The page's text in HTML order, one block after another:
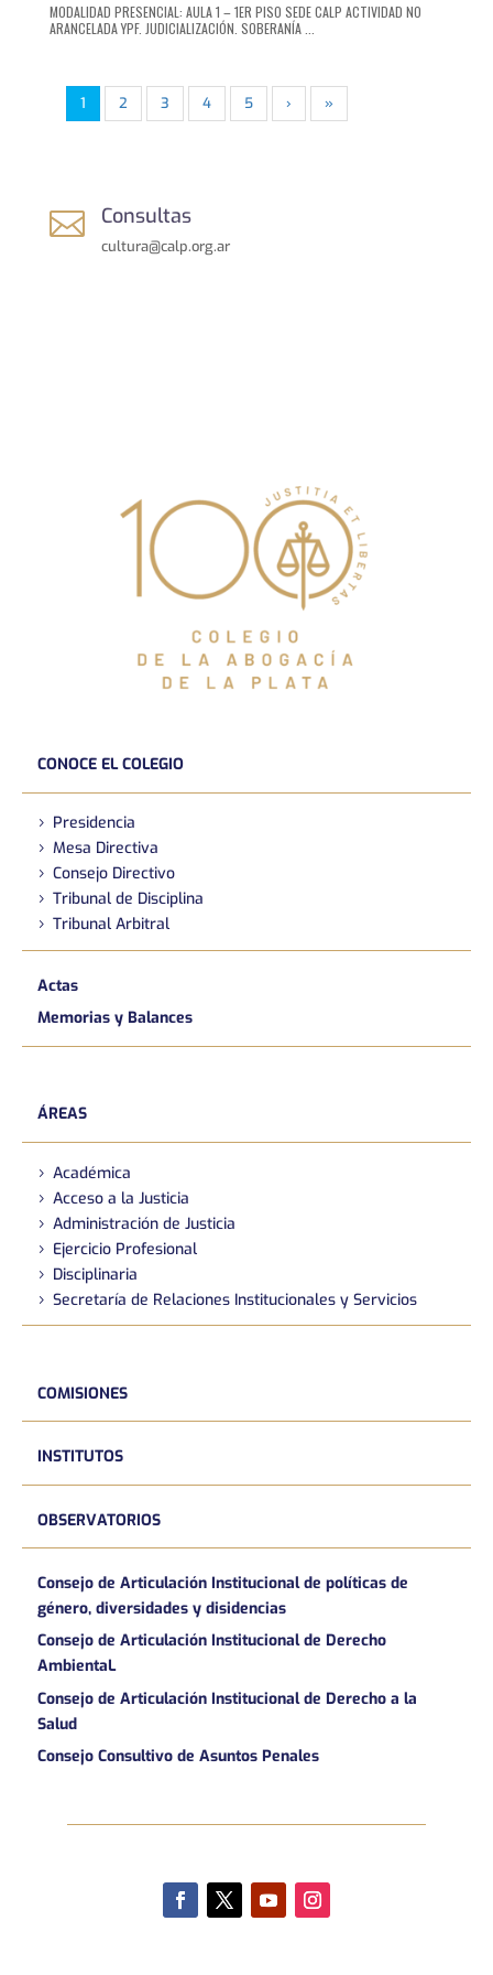
MODALIDAD PRESENCIAL: AULA 1 – 1ER PISO SEDE CALP ACTIVIDAD NO
ARANCELADA YPF. JUDICIALIZACIÓN. SOBERANÍA ...
1 2 3 4 5 › »
 Consultas
cultura@calp.org.ar
CONOCE EL COLEGIO
Presidencia
Mesa Directiva
Consejo Directivo
Tribunal de Disciplina
Tribunal Arbitral
Actas
Memorias y Balances
ÁREAS
Académica
Acceso a la Justicia
Administración de Justicia
Ejercicio Profesional
Disciplinaria
Secretaría de Relaciones Institucionales y Servicios
COMISIONES
INSTITUTOS
OBSERVATORIOS
Consejo de Articulación Institucional de políticas de
género, diversidades y disidencias
Consejo de Articulación Institucional de Derecho
AmbientaL
Consejo de Articulación Institucional de Derecho a la
Salud
Consejo Consultivo de Asuntos Penales